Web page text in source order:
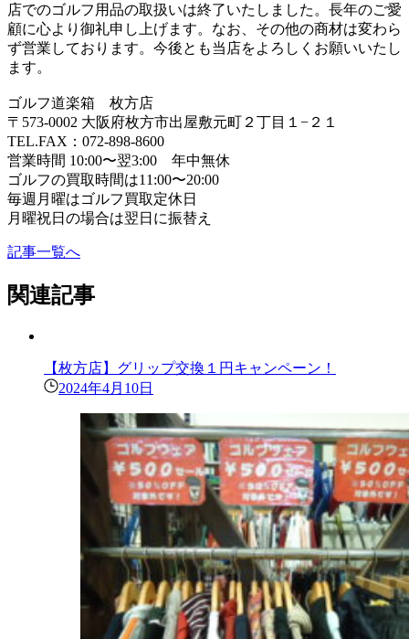
店でのゴルフ用品の取扱いは終了いたしました。長年のご愛
顧に心より御礼申し上げます。なお、その他の商材は変わら
ず営業しております。今後とも当店をよろしくお願いいたし
ます。
ゴルフ道楽箱 枚方店
〒573-0002 大阪府枚方市出屋敷元町２丁目１−２１
TEL.FAX：072-898-8600
営業時間 10:00〜翌3:00 年中無休
ゴルフの買取時間は11:00〜20:00
毎週月曜はゴルフ買取定休日
月曜祝日の場合は翌日に振替え
記事一覧へ
関連記事
【枚方店】グリップ交換１円キャンペーン！
2024年4月10日